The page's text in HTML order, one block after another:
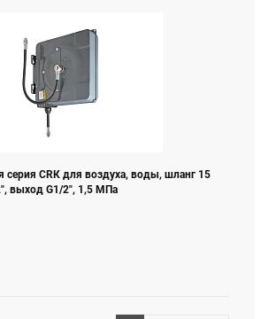
серия СRК для воздуха, воды, шланг 15
выход G1/2", 1,5 МПа